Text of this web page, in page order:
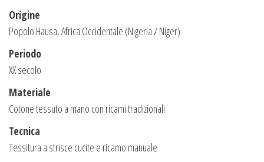
Origine
Popolo Hausa, Africa Occidentale (Nigeria / Niger)
Periodo
XX secolo
Materiale
Cotone tessuto a mano con ricami tradizionali
Tecnica
Tessitura a strisce cucite e ricamo manuale